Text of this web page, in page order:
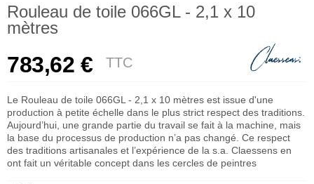
Rouleau de toile 066GL - 2,1 x 10
mètres
783,62 € TTC
Le Rouleau de toile 066GL - 2,1 x 10 mètres est issue d'une
production à petite échelle dans le plus strict respect des traditions.
Aujourd’hui, une grande partie du travail se fait à la machine, mais
la base du processus de production n’a pas changé. Ce respect
des traditions artisanales et l’expérience de la s.a. Claessens en
ont fait un véritable concept dans les cercles de peintres